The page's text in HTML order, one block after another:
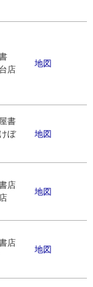
店
地図
書
ぼ
地図
店
地図
店
地図